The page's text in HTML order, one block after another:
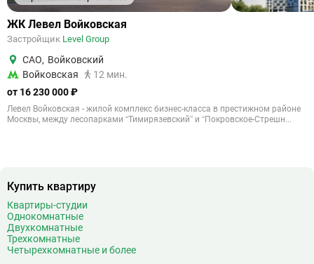
ЖК Левел Войковская
Застройщик Level Group
САО, Войковский
Войковская
12 мин.
от 16 230 000 ₽
Левел Войковская - жилой комплекс бизнес-класса в престижном районе
Москвы, между лесопарками “Тимирязевский” и “Покровское-Стрешн...
Купить квартиру
Квартиры-студии
Однокомнатные
Двухкомнатные
Трехкомнатные
Четырехкомнатные и более